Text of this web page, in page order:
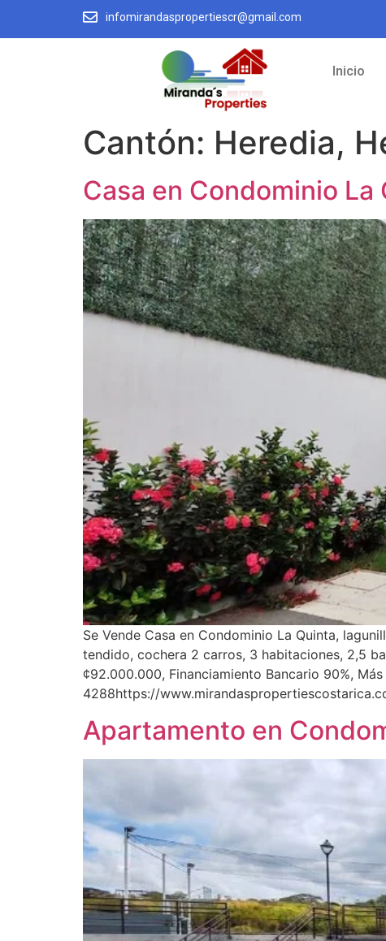
infomirandaspropertiescr@gmail.com
Inicio
Cantón: Heredia,
Casa en Condominio La
Se Vende Casa en Condominio La Quinta,
tendido, cochera 2 carros, 3 habitaciones, 2,5
¢92.000.000, Financiamiento Bancario 90%,
4288https://
Apartamento en